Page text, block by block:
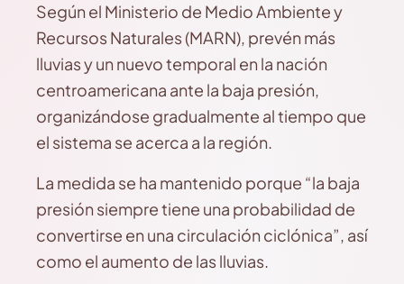
Según el Ministerio de Medio Ambiente y
Recursos Naturales (MARN), prevén más
lluvias y un nuevo temporal en la nación
centroamericana ante la baja presión,
organizándose gradualmente al tiempo que
el sistema se acerca a la región.
La medida se ha mantenido porque “la baja
presión siempre tiene una probabilidad de
convertirse en una circulación ciclónica”, así
como el aumento de las lluvias.